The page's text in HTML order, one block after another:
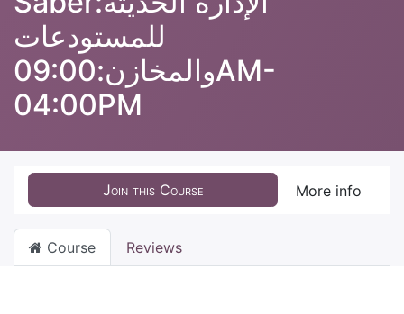
للمستودعات
والمخازن:09:00AM-
04:00PM
Join this Course More info
Course Reviews